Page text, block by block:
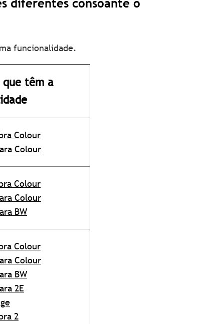
diferentes consoante o
funcionalidade.
que têm a
Colour
Colour
Colour
Colour
BW
Colour
Colour
BW
2E
2